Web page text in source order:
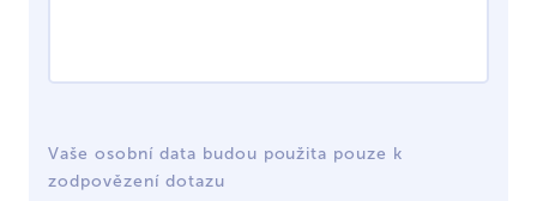
Vaše osobní data budou použita pouze k
zodpovězení dotazu